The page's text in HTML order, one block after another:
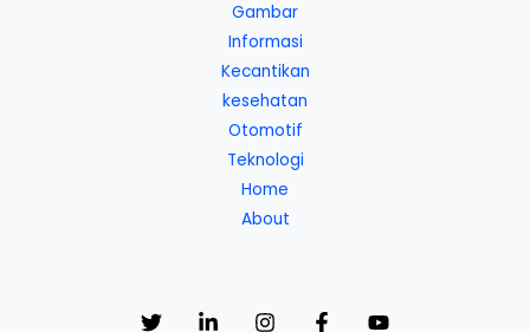
Gambar
Informasi
Kecantikan
kesehatan
Otomotif
Teknologi
Home
About